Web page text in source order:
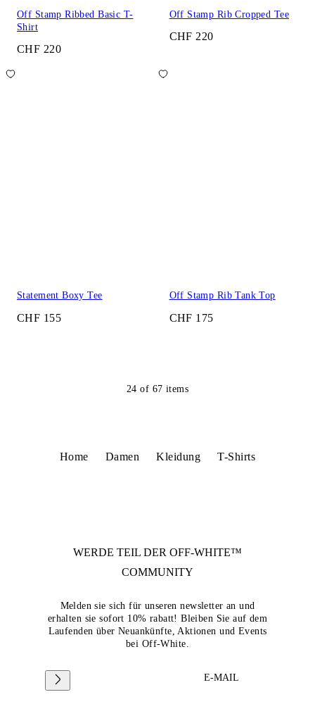
Off Stamp Ribbed Basic T-
Shirt
CHF 220
Off Stamp Rib Cropped Tee
CHF 220
Statement Boxy Tee
CHF 155
Off Stamp Rib Tank Top
CHF 175
24 of 67 items
Home Damen Kleidung T-Shirts
WERDE TEIL DER OFF-WHITE™
COMMUNITY
Melden sie sich für unseren newsletter an und
erhalten sie sofort 10% rabatt! Bleiben Sie auf dem
Laufenden über Neuankünfte, Aktionen und Events
bei Off-White.
E-MAIL